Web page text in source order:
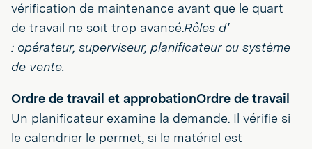
vérification de maintenance avant que le quart
de travail ne soit trop avancé.Rôles d'
: opérateur, superviseur, planificateur ou système
de vente.
Ordre de travail et approbationOrdre de travail
Un planificateur examine la demande. Il vérifie si
le calendrier le permet, si le matériel est